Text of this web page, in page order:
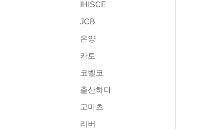
IHISCE
JCB
온양
카토
코벨코
출산하다
고마츠
리버